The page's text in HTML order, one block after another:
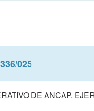
025
DE ANCAP.